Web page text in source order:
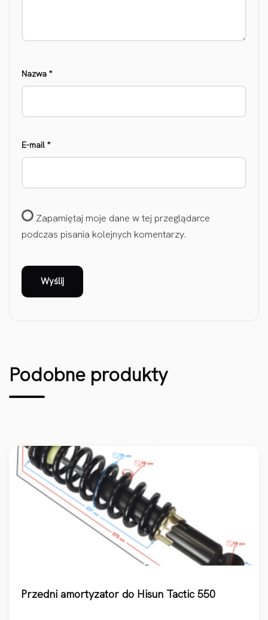
Nazwa *
E-mail *
Zapamiętaj moje dane w tej przeglądarce
podczas pisania kolejnych komentarzy.
Podobne produkty
Przedni amortyzator do Hisun Tactic 550